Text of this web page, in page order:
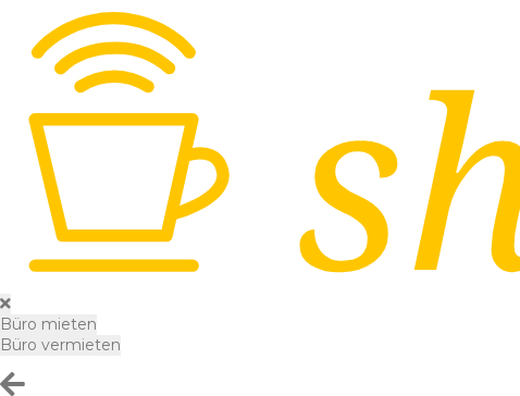
Büro mieten
Büro vermieten